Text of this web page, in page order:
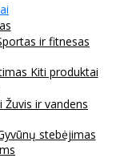
ir fitnesas
Kiti produktai
Žuvis ir vandens
stebėjimas